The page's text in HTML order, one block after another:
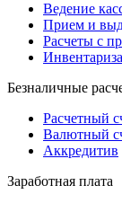
Ведение
Прием и
Расчеты с
Безналичные
Расчетный
Валютный
Аккредитив
Заработная плата